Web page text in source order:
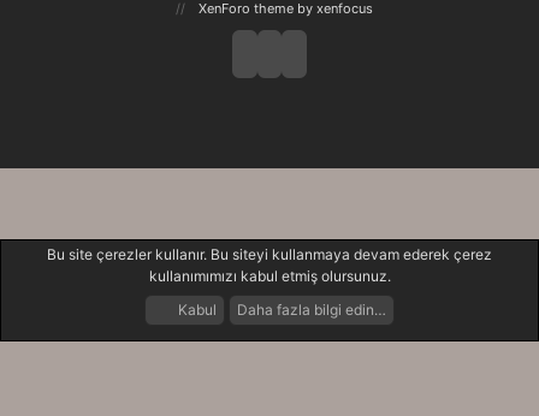
XenForo theme by xenfocus
Neler Yeni Giriş Yap
Bu site çerezler kullanır. Bu siteyi kullanmaya devam ederek çerez
kullanımımızı kabul etmiş olursunuz.
Kabul
Daha fazla bilgi edin…